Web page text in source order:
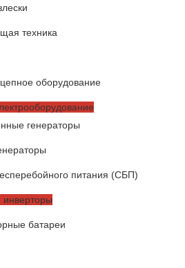
техника
оборудование
генераторы
питания (СБП)
батареи